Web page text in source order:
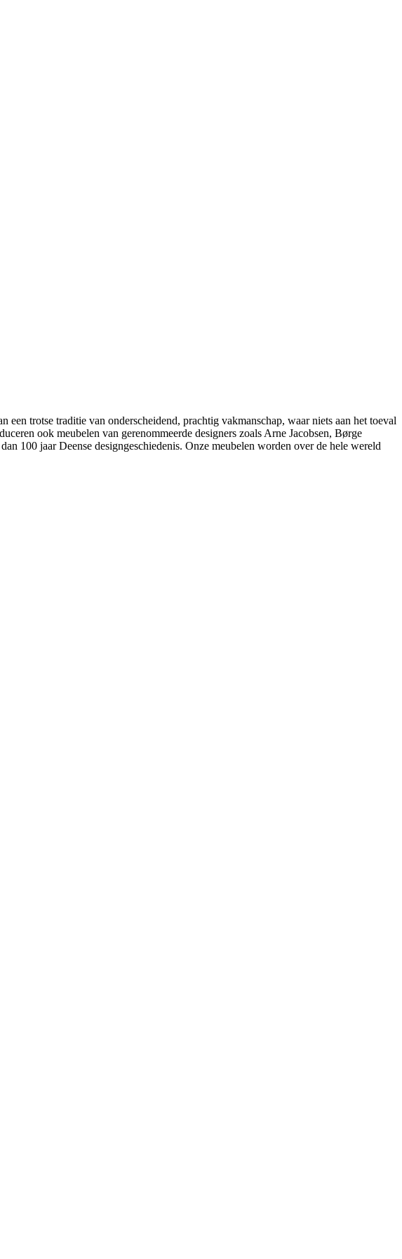
trotse traditie van onderscheidend, prachtig vakmanschap, waar niets aan het toeval
ook meubelen van gerenommeerde designers zoals Arne Jacobsen, Børge
100 jaar Deense designgeschiedenis. Onze meubelen worden over de hele wereld